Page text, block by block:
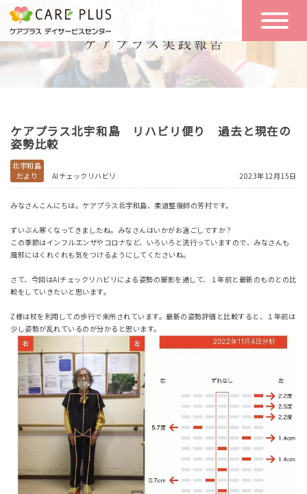
こんな方に
おすすめ
一日の流れ
一日体験
空き状況
実践報告
リクルート
お問い合わせ
ケアプラス北宇和島 リハビリ便り 過去と現在の
姿勢比較
北宇和島
だより
AIチェックリハビリ 2023年12月15日
みなさんこんにちは。ケアプラス北宇和島、柔道整復師の芳村です。
ずいぶん寒くなってきましたね。みなさんはいかがお過ごしですか？
この季節はインフルエンザやコロナなど、いろいろと流行っていますので、みなさんも
風邪にはくれぐれも気をつけるようにしてくださいね。
さて、今回はAIチェックリハビリによる姿勢の撮影を通して、１年前と最新のものとの比
較をしていきたいと思います。
Z様は杖を利用しての歩行で来所されています。最新の姿勢評価と比較すると、１年前は
少し姿勢が乱れているのが分かると思います。